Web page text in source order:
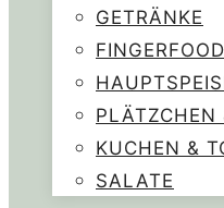
GETRÄNKE
PLÄTZCHEN
KUCHEN &
SALATE